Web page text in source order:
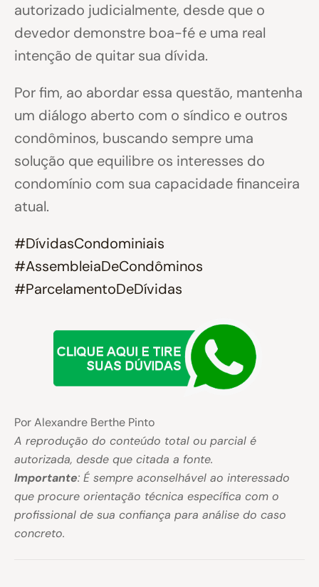
autorizado judicialmente, desde que o
devedor demonstre boa-fé e uma real
intenção de quitar sua dívida.
Por fim, ao abordar essa questão, mantenha
um diálogo aberto com o síndico e outros
condôminos, buscando sempre uma
solução que equilibre os interesses do
condomínio com sua capacidade financeira
atual.
#DívidasCondominiais
#AssembleiaDeCondôminos
#ParcelamentoDeDívidas
Por Alexandre Berthe Pinto
A reprodução do conteúdo total ou parcial é
autorizada, desde que citada a fonte.
Importante: É sempre aconselhável ao interessado
que procure orientação técnica específica com o
profissional de sua confiança para análise do caso
concreto.